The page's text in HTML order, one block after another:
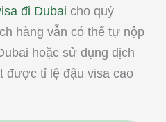
đi Dubai cho quý
hàng vẫn có thể tự nộp
hoặc sử dụng dịch
được tỉ lệ đậu visa cao